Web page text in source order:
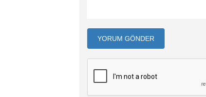
YORUM GÖNDER